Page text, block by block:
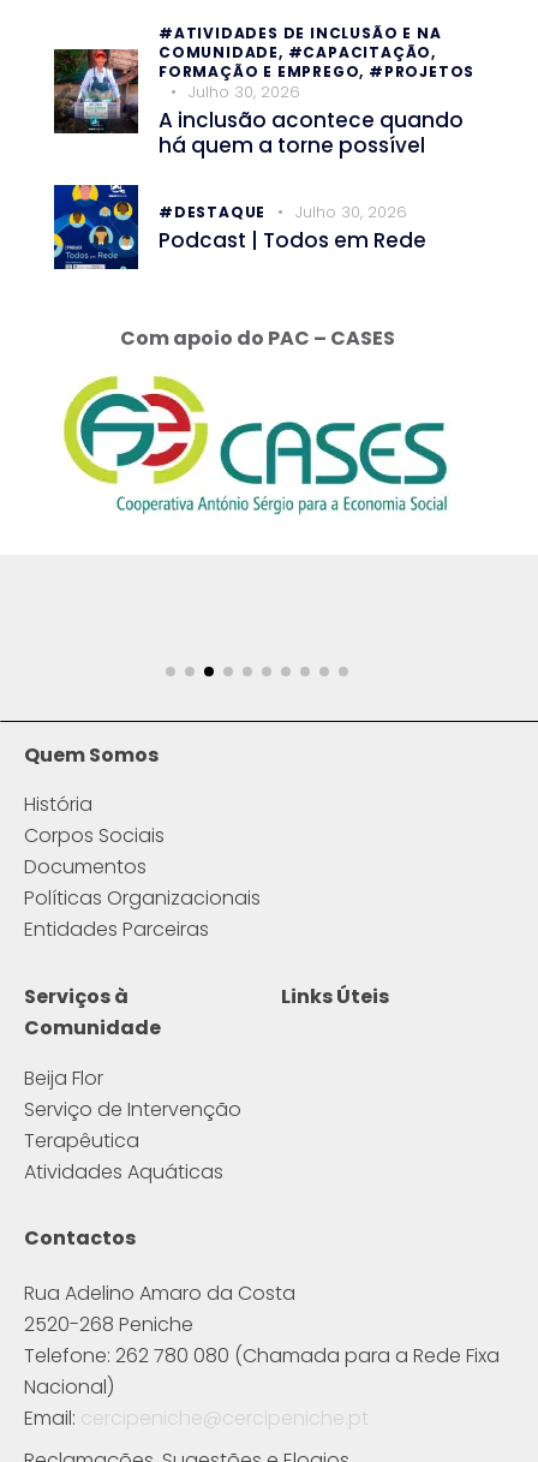
#ATIVIDADES DE INCLUSÃO E NA
COMUNIDADE, #CAPACITAÇÃO,
FORMAÇÃO E EMPREGO, #PROJETOS
Julho 30, 2026
A inclusão acontece quando
há quem a torne possível
#DESTAQUE Julho 30, 2026
Podcast | Todos em Rede
Com apoio do PAC – CASES
Quem Somos
História
Corpos Sociais
Documentos
Políticas Organizacionais
Entidades Parceiras
Serviços à
Comunidade
Beija Flor
Serviço de Intervenção
Terapêutica
Atividades Aquáticas
Links Úteis
Contactos
Rua Adelino Amaro da Costa
2520-268 Peniche
Telefone: 262 780 080 (Chamada para a Rede Fixa
Nacional)
Email: cercipeniche@cercipeniche.pt